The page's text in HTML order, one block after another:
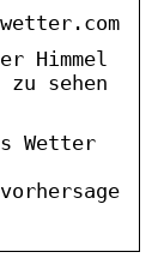
Himmel
sehen
Wetter